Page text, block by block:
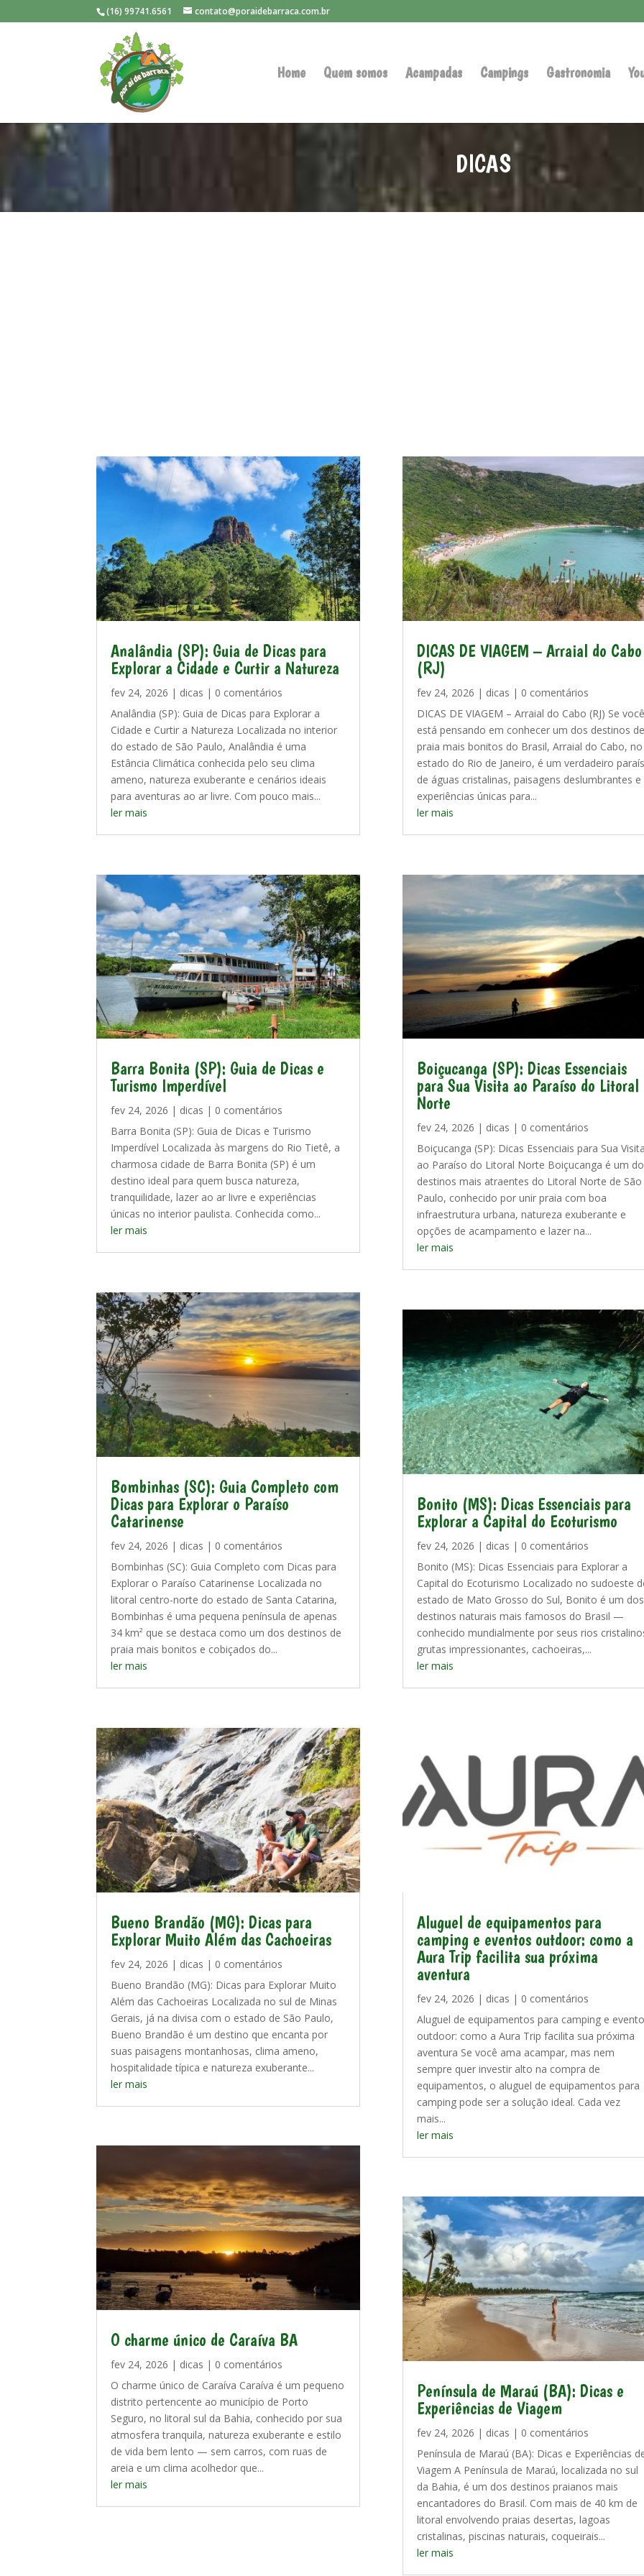
(16) 99741.6561 contato@poraidebarraca.com.br
Home Quem somos Acampadas Campings Gastronomia
DICAS
Analândia (SP): Guia de Dicas para
Explorar a Cidade e Curtir a Natureza
fev 24, 2026 | dicas | 0 comentários
Analândia (SP): Guia de Dicas para Explorar a
Cidade e Curtir a Natureza Localizada no interior
do estado de São Paulo, Analândia é uma
Estância Climática conhecida pelo seu clima
ameno, natureza exuberante e cenários ideais
para aventuras ao ar livre. Com pouco mais...
ler mais
Barra Bonita (SP): Guia de Dicas e
Turismo Imperdível
fev 24, 2026 | dicas | 0 comentários
Barra Bonita (SP): Guia de Dicas e Turismo
Imperdível Localizada às margens do Rio Tietê, a
charmosa cidade de Barra Bonita (SP) é um
destino ideal para quem busca natureza,
tranquilidade, lazer ao ar livre e experiências
únicas no interior paulista. Conhecida como...
ler mais
Bombinhas (SC): Guia Completo com
Dicas para Explorar o Paraíso
Catarinense
fev 24, 2026 | dicas | 0 comentários
Bombinhas (SC): Guia Completo com Dicas para
Explorar o Paraíso Catarinense Localizada no
litoral centro-norte do estado de Santa Catarina,
Bombinhas é uma pequena península de apenas
34 km² que se destaca como um dos destinos de
praia mais bonitos e cobiçados do...
ler mais
Bueno Brandão (MG): Dicas para
Explorar Muito Além das Cachoeiras
fev 24, 2026 | dicas | 0 comentários
Bueno Brandão (MG): Dicas para Explorar Muito
Além das Cachoeiras Localizada no sul de Minas
Gerais, já na divisa com o estado de São Paulo,
Bueno Brandão é um destino que encanta por
suas paisagens montanhosas, clima ameno,
hospitalidade típica e natureza exuberante...
ler mais
O charme único de Caraíva BA
fev 24, 2026 | dicas | 0 comentários
O charme único de Caraíva Caraíva é um pequeno
distrito pertencente ao município de Porto
Seguro, no litoral sul da Bahia, conhecido por sua
atmosfera tranquila, natureza exuberante e estilo
de vida bem lento — sem carros, com ruas de
areia e um clima acolhedor que...
ler mais
DICAS DE VIAGEM – Arraial do Cabo
(RJ)
fev 24, 2026 | dicas | 0 comentários
DICAS DE VIAGEM – Arraial do Cabo (RJ) Se você
está pensando em conhecer um dos destinos de
praia mais bonitos do Brasil, Arraial do Cabo, no
estado do Rio de Janeiro, é um verdadeiro
de águas cristalinas, paisagens deslumbrantes e
experiências únicas para...
ler mais
Boiçucanga (SP): Dicas Essenciais
para Sua Visita ao Paraíso do Litoral
Norte
fev 24, 2026 | dicas | 0 comentários
Boiçucanga (SP): Dicas Essenciais para Sua
ao Paraíso do Litoral Norte Boiçucanga é um
destinos mais atraentes do Litoral Norte de São
Paulo, conhecido por unir praia com boa
infraestrutura urbana, natureza exuberante e
opções de acampamento e lazer na...
ler mais
Bonito (MS): Dicas Essenciais para
Explorar a Capital do Ecoturismo
fev 24, 2026 | dicas | 0 comentários
Bonito (MS): Dicas Essenciais para Explorar a
Capital do Ecoturismo Localizado no sudoeste
estado de Mato Grosso do Sul, Bonito é um dos
destinos naturais mais famosos do Brasil —
conhecido mundialmente por seus rios
grutas impressionantes, cachoeiras,...
ler mais
Aluguel de equipamentos para
camping e eventos outdoor: como a
Aura Trip facilita sua próxima
aventura
fev 24, 2026 | dicas | 0 comentários
Aluguel de equipamentos para camping e
outdoor: como a Aura Trip facilita sua próxima
aventura Se você ama acampar, mas nem
sempre quer investir alto na compra de
equipamentos, o aluguel de equipamentos para
camping pode ser a solução ideal. Cada vez
mais...
ler mais
Península de Maraú (BA): Dicas e
Experiências de Viagem
fev 24, 2026 | dicas | 0 comentários
Península de Maraú (BA): Dicas e Experiências
Viagem A Península de Maraú, localizada no sul
da Bahia, é um dos destinos praianos mais
encantadores do Brasil. Com mais de 40 km de
litoral envolvendo praias desertas, lagoas
cristalinas, piscinas naturais, coqueirais...
ler mais